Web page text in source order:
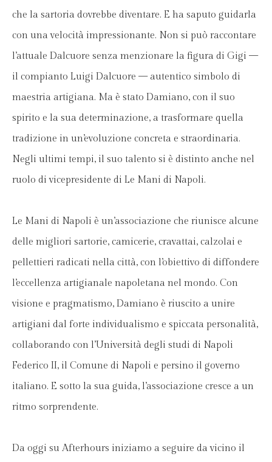
che la sartoria dovrebbe diventare. E ha saputo guidarla
con una velocità impressionante. Non si può raccontare
l’attuale Dalcuore senza menzionare la figura di Gigi —
il compianto Luigi Dalcuore — autentico simbolo di
maestria artigiana. Ma è stato Damiano, con il suo
spirito e la sua determinazione, a trasformare quella
tradizione in un’evoluzione concreta e straordinaria.
Negli ultimi tempi, il suo talento si è distinto anche nel
ruolo di vicepresidente di Le Mani di Napoli.
Le Mani di Napoli è un’associazione che riunisce alcune
delle migliori sartorie, camicerie, cravattai, calzolai e
pellettieri radicati nella città, con l’obiettivo di diffondere
l’eccellenza artigianale napoletana nel mondo. Con
visione e pragmatismo, Damiano è riuscito a unire
artigiani dal forte individualismo e spiccata personalità,
collaborando con l’Università degli studi di Napoli
Federico II, il Comune di Napoli e persino il governo
italiano. E sotto la sua guida, l’associazione cresce a un
ritmo sorprendente.
Da oggi su Afterhours iniziamo a seguire da vicino il